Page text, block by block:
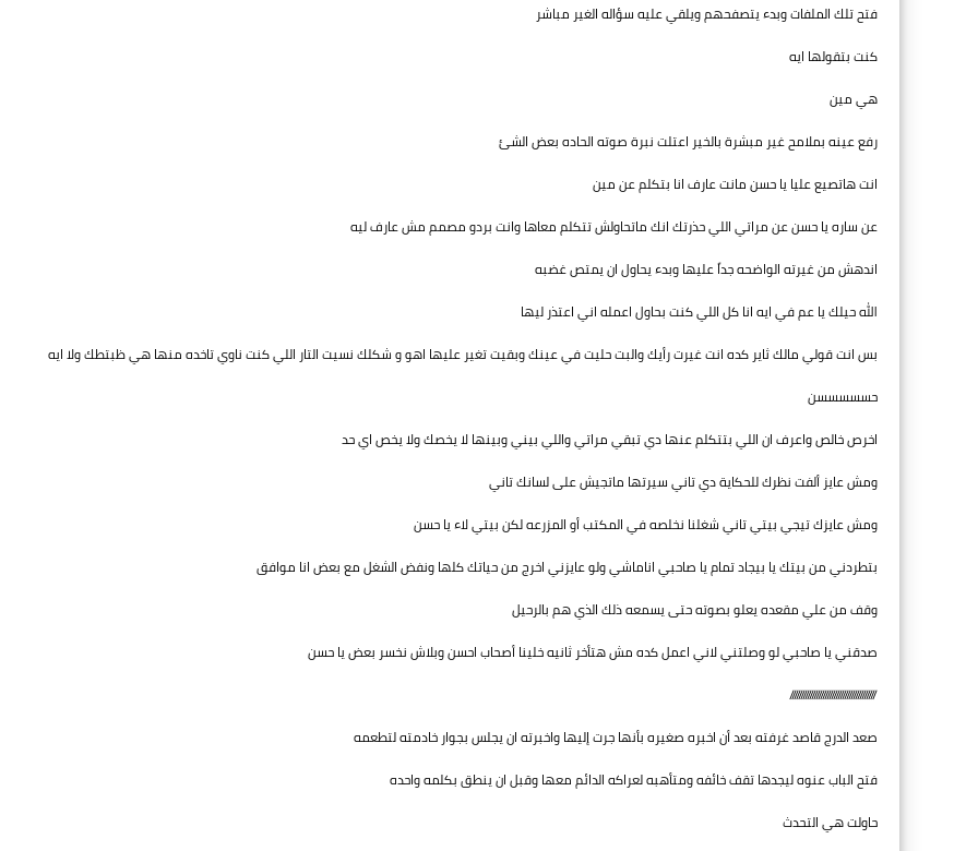
فتح تلك الملفات وبدء يتصفحهم ويلقي عليه سؤاله الغير مباشر
كنت بتقولها ايه
هي مين
رفع عينه بملامح غير مبشرة بالخير اعتلت نبرة صوته الحاده بعض الشئ
انت هاتصيع عليا يا حسن مانت عارف انا بتكلم عن مين
عن ساره يا حسن عن مراتي اللي حذرتك انك ماتحاولش تتكلم معاها وانت بردو مصمم مش عارف ليه
اندهش من غيرته الواضحه جداً عليها وبدء يحاول ان يمتص غضبه
الله حيلك يا عم في ايه انا كل اللي كنت بحاول اعمله اني اعتذر ليها
بس انت قولي مالك ثاير كده انت غيرت رأيك والبت حليت في عينك وبقيت تغير عليها اهو و شكلك نسيت التار اللي كنت ناوي تاخده منها هي ظبتطك ولا ايه
حسسسسسن
اخرص خالص واعرف ان اللي بتتكلم عنها دي تبقي مراتي واللي بيني وبينها لا يخصك ولا يخص اي حد
ومش عايز ألفت نظرك للحكاية دي تاني سيرتها ماتجيش على لسانك تاني
ومش عايزك تيجي بيتي تاني شغلنا نخلصه في المكتب أو المزرعه لكن بيتي لاء يا حسن
بتطردني من بيتك يا بيجاد تمام يا صاحبي اناماشي ولو عايزني اخرج من حياتك كلها ونفض الشغل مع بعض انا موافق
وقف من علي مقعده يعلو بصوته حتى يسمعه ذلك الذي هم بالرحيل
صدقني يا صاحبي لو وصلتني لاني اعمل كده مش هتأخر ثانيه خلينا أصحاب احسن وبلاش نخسر بعض يا حسن
///////////////////////////////////////
صعد الدرج قاصد غرفته بعد أن اخبره صغيره بأنها جرت إليها واخبرته ان يجلس بجوار خادمته لتطعمه
فتح الباب عنوه ليجدها تقف خائفه ومتأهبه لعراكه الدائم معها وقبل ان ينطق بكلمه واحده
حاولت هي التحدث